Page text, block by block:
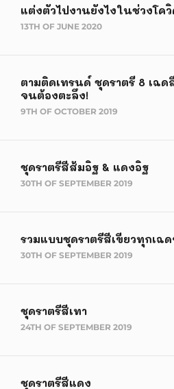
แต่งตัวไปงานยังไงในช่วงโค
13TH OF JUNE 2020
ตามติดเทรนด์ ชุดราตรี 8 เฉ
จนต้องตะลึง!
9TH OF OCTOBER 2019
ชุดราตรีสีส้มอิฐ & แดงอิฐ
30TH OF SEPTEMBER 2019
รวมแบบชุดราตรีสีเขียวทุกเฉ
30TH OF SEPTEMBER 2019
ชุดราตรีสีเทา
24TH OF SEPTEMBER 2019
ชุดราตรีสีแดง